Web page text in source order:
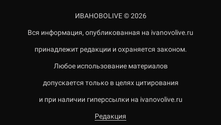
ИВАНОВОLIVE © 2026
Вся информация, опубликованная на ivanovolive.ru
принадлежит редакции и охраняется законом.
Любое использование материалов
допускается только в целях цитирования
и при наличии гиперссылки на ivanovolive.ru
Редакция